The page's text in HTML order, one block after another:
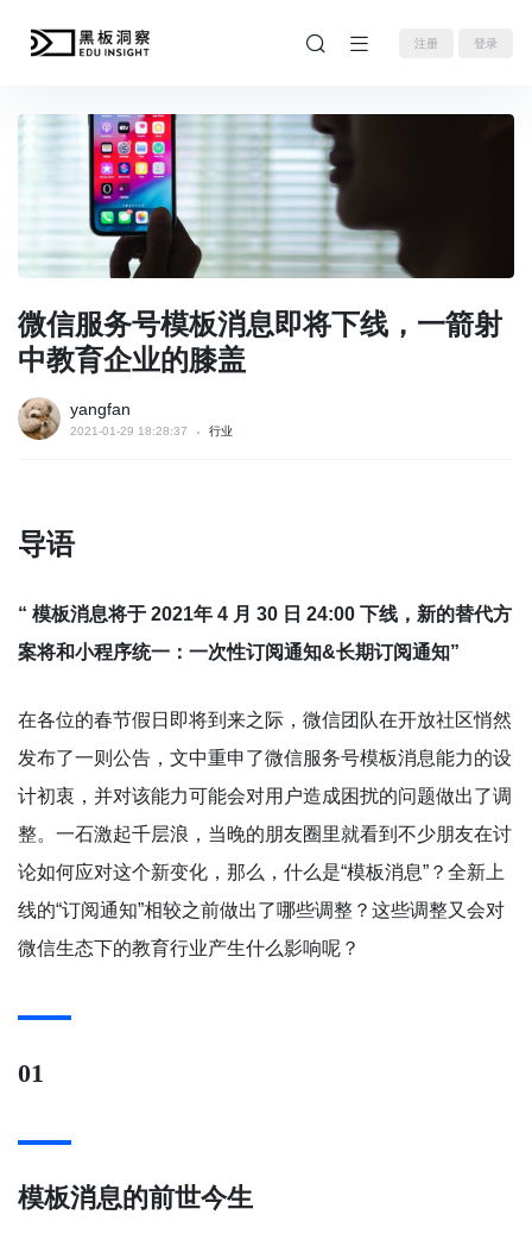
注册 登录
微信服务号模板消息即将下线，一箭射
中教育企业的膝盖
yangfan
2021-01-29 18:28:37 行业
导语
“ 模板消息将于 2021年 4 月 30 日 24:00 下线，新的替代方
案将和小程序统一：一次性订阅通知&长期订阅通知”
在各位的春节假日即将到来之际，微信团队在开放社区悄然
发布了一则公告，文中重申了微信服务号模板消息能力的设
计初衷，并对该能力可能会对用户造成困扰的问题做出了调
整。一石激起千层浪，当晚的朋友圈里就看到不少朋友在讨
论如何应对这个新变化，那么，什么是“模板消息”？全新上
线的“订阅通知”相较之前做出了哪些调整？这些调整又会对
微信生态下的教育行业产生什么影响呢？
01
模板消息的前世今生